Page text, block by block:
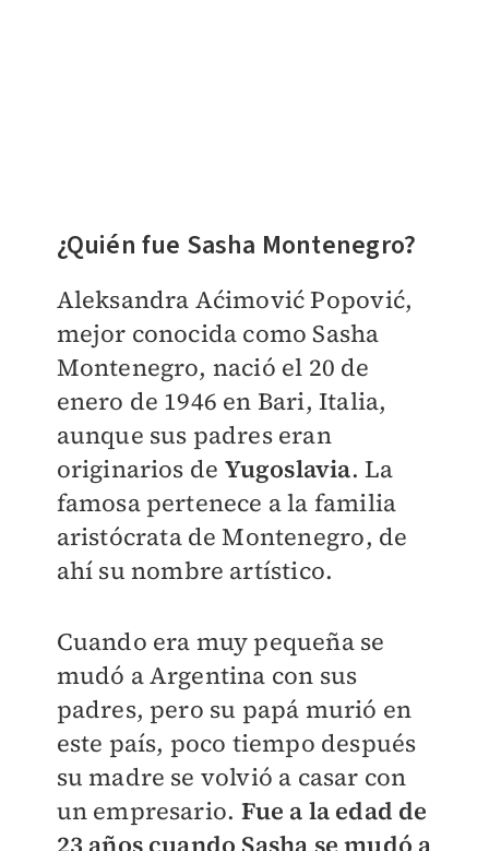
¿Quién fue Sasha Montenegro?
Aleksandra Aćimović Popović,
mejor conocida como Sasha
Montenegro, nació el 20 de
enero de 1946 en Bari, Italia,
aunque sus padres eran
originarios de Yugoslavia. La
famosa pertenece a la familia
aristócrata de Montenegro, de
ahí su nombre artístico.
Cuando era muy pequeña se
mudó a Argentina con sus
padres, pero su papá murió en
este país, poco tiempo después
su madre se volvió a casar con
un empresario. Fue a la edad de
23 años cuando Sasha se mudó a